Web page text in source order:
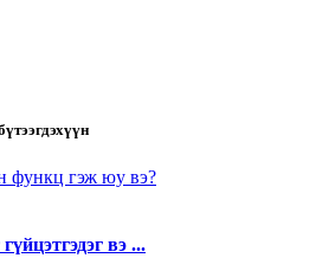
вэ ...